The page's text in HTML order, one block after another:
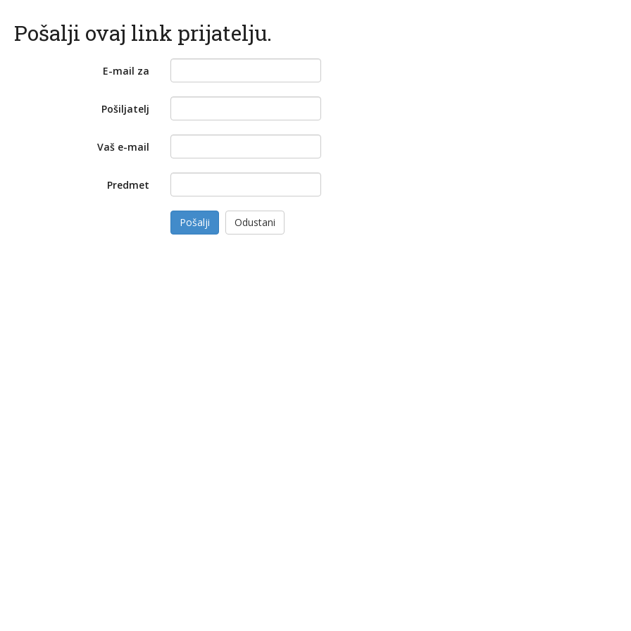
Pošalji ovaj link prijatelju.
E-mail za
Pošiljatelj
Vaš e-mail
Predmet
Pošalji Odustani